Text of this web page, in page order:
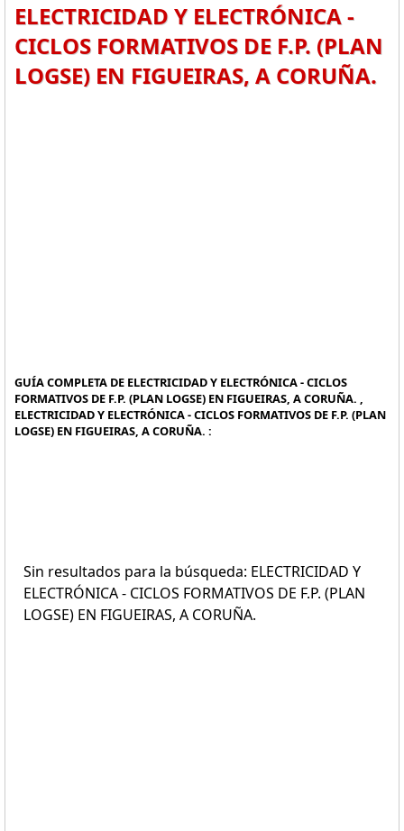
ELECTRICIDAD Y ELECTRÓNICA -
CICLOS FORMATIVOS DE F.P. (PLAN
LOGSE) EN FIGUEIRAS, A CORUÑA.
GUÍA COMPLETA DE ELECTRICIDAD Y ELECTRÓNICA - CICLOS
FORMATIVOS DE F.P. (PLAN LOGSE) EN FIGUEIRAS, A CORUÑA. ,
ELECTRICIDAD Y ELECTRÓNICA - CICLOS FORMATIVOS DE F.P. (PLAN
LOGSE) EN FIGUEIRAS, A CORUÑA. :
Sin resultados para la búsqueda: ELECTRICIDAD Y
ELECTRÓNICA - CICLOS FORMATIVOS DE F.P. (PLAN
LOGSE) EN FIGUEIRAS, A CORUÑA.